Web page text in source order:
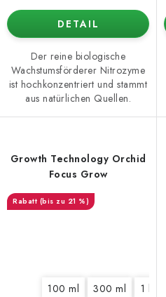
DETAIL
Der reine biologische
Wachstumsförderer Nitrozyme
ist hochkonzentriert und stammt
aus natürlichen Quellen.
Growth Technology Orchid
Focus Grow
(bis zu 21 %)
100 ml 300 ml 1 l